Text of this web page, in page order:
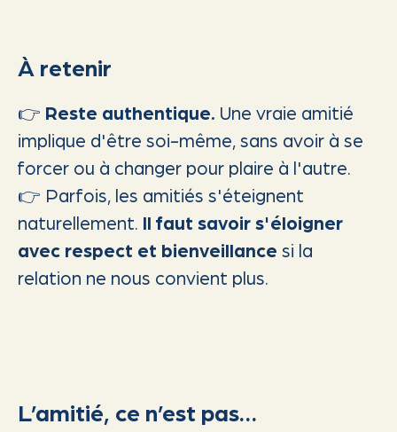
À retenir
👉 Reste authentique. Une vraie amitié
implique d'être soi-même, sans avoir à se
forcer ou à changer pour plaire à l'autre.
👉 Parfois, les amitiés s'éteignent
naturellement. Il faut savoir s'éloigner
avec respect et bienveillance si la
relation ne nous convient plus.
L’amitié, ce n’est pas…